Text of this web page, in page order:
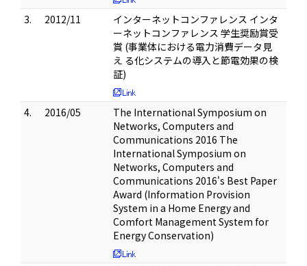
3. 2012/11
インターネットコンファレンス インタ
ーネットコンファレンス 学生奨励賞受
賞 (事業体における電力消費データ見
え る化システムの導入と節電効果の検
証)
4. 2016/05
The International Symposium on
Networks, Computers and
Communications 2016 The
International Symposium on
Networks, Computers and
Communications 2016's Best Paper
Award (Information Provision
System in a Home Energy and
Comfort Management System for
Energy Conservation)